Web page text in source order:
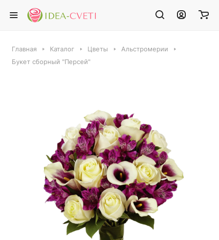
Главная Каталог Цветы
Альстромерии
Букет сборный "Персей"